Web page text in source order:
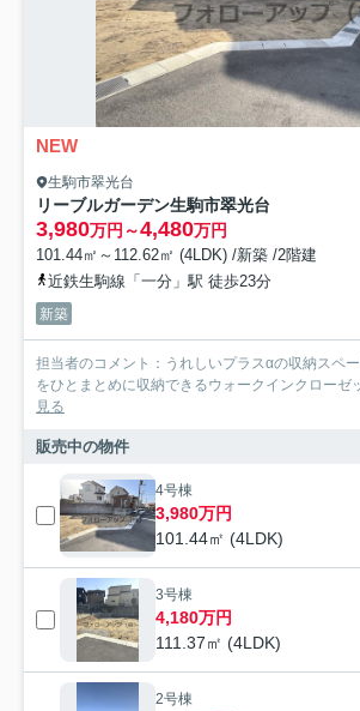
NEW
生駒市翠光台
リーブルガーデン生駒市翠光台
3,980万円～4,480万円
101.44㎡～112.62㎡ (4LDK) /新築 /2階建
近鉄生駒線「一分」駅 徒歩23分
新築
担当者のコメント：うれしいプラスαの収納スペ
をひとまとめに収納できるウォークインクローゼ
見る
販売中の物件
4号棟
3,980万円
101.44㎡ (4LDK)
3号棟
4,180万円
111.37㎡ (4LDK)
2号棟